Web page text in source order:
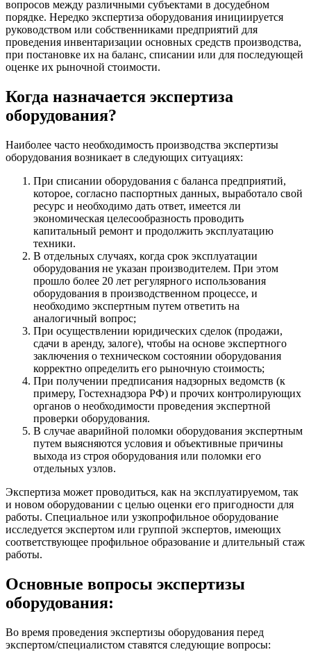
вопросов между различными субъектами в досудебном
порядке. Нередко экспертиза оборудования инициируется
руководством или собственниками предприятий для
проведения инвентаризации основных средств производства,
при постановке их на баланс, списании или для последующей
оценке их рыночной стоимости.
Когда назначается экспертиза
оборудования?
Наиболее часто необходимость производства экспертизы
оборудования возникает в следующих ситуациях:
При списании оборудования с баланса предприятий,
которое, согласно паспортных данных, выработало свой
ресурс и необходимо дать ответ, имеется ли
экономическая целесообразность проводить
капитальный ремонт и продолжить эксплуатацию
техники.
В отдельных случаях, когда срок эксплуатации
оборудования не указан производителем. При этом
прошло более 20 лет регулярного использования
оборудования в производственном процессе, и
необходимо экспертным путем ответить на
аналогичный вопрос;
При осуществлении юридических сделок (продажи,
сдачи в аренду, залоге), чтобы на основе экспертного
заключения о техническом состоянии оборудования
корректно определить его рыночную стоимость;
При получении предписания надзорных ведомств (к
примеру, Гостехнадзора РФ) и прочих контролирующих
органов о необходимости проведения экспертной
проверки оборудования.
В случае аварийной поломки оборудования экспертным
путем выясняются условия и объективные причины
выхода из строя оборудования или поломки его
отдельных узлов.
Экспертиза может проводиться, как на эксплуатируемом, так
и новом оборудовании с целью оценки его пригодности для
работы. Специальное или узкопрофильное оборудование
исследуется экспертом или группой экспертов, имеющих
соответствующее профильное образование и длительный стаж
работы.
Основные вопросы экспертизы
оборудования:
Во время проведения экспертизы оборудования перед
экспертом/специалистом ставятся следующие вопросы: